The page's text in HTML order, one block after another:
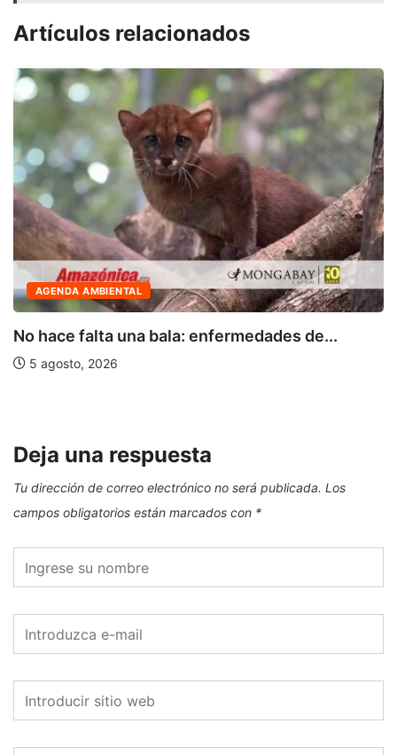
Artículos relacionados
AGENDA AMBIENTAL
No hace falta una bala: enfermedades de...
5 agosto, 2026
Deja una respuesta
Tu dirección de correo electrónico no será publicada. Los
campos obligatorios están marcados con *